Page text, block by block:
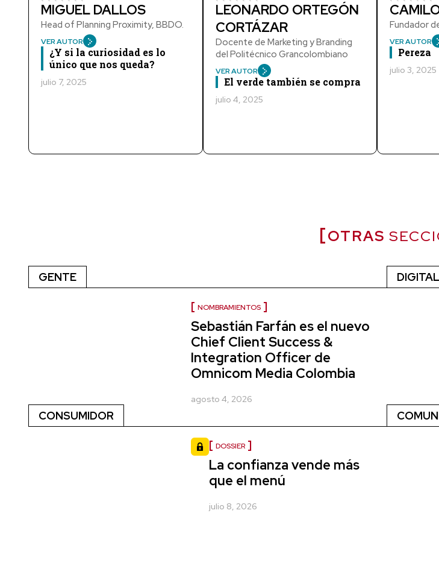
MIGUEL DALLOS
Head of Planning Proximity, BBDO.
VER AUTOR
¿Y si la curiosidad es lo
único que nos queda?
julio 7, 2025
LEONARDO ORTEGÓN
CORTÁZAR
Docente de Marketing y Branding
del Politécnico Grancolombiano
VER AUTOR
El verde también se compra
julio 4, 2025
Fundador
VER AUTOR
Pereza
julio 3, 2025
OTRAS
GENTE
NOMBRAMIENTOS
Sebastián Farfán es el nuevo
Chief Client Success &
Integration Officer de
Omnicom Media Colombia
agosto 4, 2026
DIGITAL
CONSUMIDOR
DOSSIER
La confianza vende más
que el menú
julio 8, 2026